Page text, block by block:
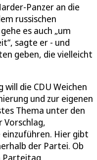
Panzer an die
russischen
es auch „um
sagte er - und
geben, die vielleicht
die CDU Weichen
und zur eigenen
Thema unter den
Vorschlag,
Hier gibt
der Partei. Ob
Parteitag